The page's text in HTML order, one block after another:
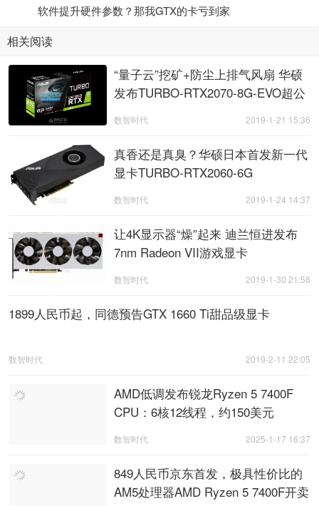
软件提升硬件参数？那我GTX的卡亏到家
相关阅读
“量子云”挖矿+防尘上排气风扇 华硕
发布TURBO-RTX2070-8G-EVO超公
2019-1-21 15:36
数智时代
真香还是真臭？华硕日本首发新一代
显卡TURBO-RTX2060-6G
2019-1-24 14:37
数智时代
让4K显示器“燥”起来 迪兰恒进发布
7nm Radeon VII游戏显卡
2019-1-30 21:58
数智时代
1899人民币起，同德预告GTX 1660 Ti甜品级显卡
2019-2-11 22:05
数智时代
AMD低调发布锐龙Ryzen 5 7400F
CPU：6核12线程，约150美元
2025-1-17 16:37
数智时代
849人民币京东首发，极具性价比的
AM5处理器AMD Ryzen 5 7400F开卖